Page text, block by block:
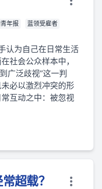
年报
蓝领受雇者
认为自己在日常生活
社会公众样本中，
广泛歧视”这一判
必以激烈冲突的形
互动之中：被忽视
超载？